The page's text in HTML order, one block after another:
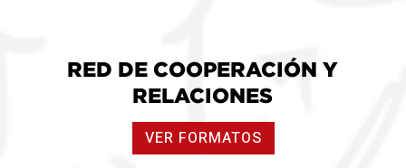
RED DE COOPERACIÓN Y
RELACIONES
VER FORMATOS